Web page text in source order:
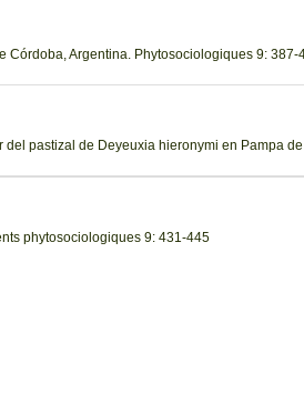
Córdoba, Argentina. Phytosociologiques 9: 387-
pastizal de Deyeuxia hieronymi en Pampa
phytosociologiques 9: 431-445